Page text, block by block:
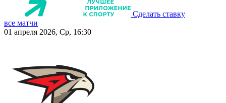
Сделать ставку
все матчи
01 апреля 2026, Ср, 16:30